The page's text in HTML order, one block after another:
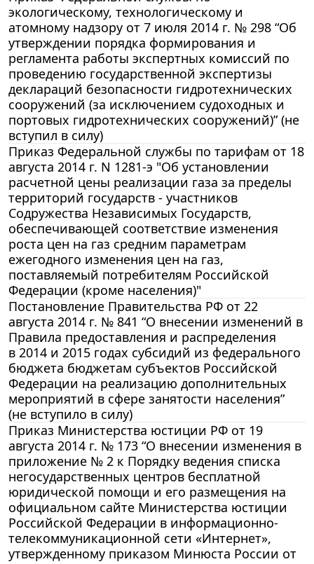
экологическому, технологическому и
атомному надзору от 7 июля 2014 г. № 298 “Об
утверждении порядка формирования и
регламента работы экспертных комиссий по
проведению государственной экспертизы
деклараций безопасности гидротехнических
сооружений (за исключением судоходных и
портовых гидротехнических сооружений)” (не
вступил в силу)
Приказ Федеральной службы по тарифам от 18
августа 2014 г. N 1281-э "Об установлении
расчетной цены реализации газа за пределы
территорий государств - участников
Содружества Независимых Государств,
обеспечивающей соответствие изменения
роста цен на газ средним параметрам
ежегодного изменения цен на газ,
поставляемый потребителям Российской
Федерации (кроме населения)"
Постановление Правительства РФ от 22
августа 2014 г. № 841 “О внесении изменений в
Правила предоставления и распределения
в 2014 и 2015 годах субсидий из федерального
бюджета бюджетам субъектов Российской
Федерации на реализацию дополнительных
мероприятий в сфере занятости населения”
(не вступило в силу)
Приказ Министерства юстиции РФ от 19
августа 2014 г. № 173 “О внесении изменения в
приложение № 2 к Порядку ведения списка
негосударственных центров бесплатной
юридической помощи и его размещения на
официальном сайте Министерства юстиции
Российской Федерации в информационно-
телекоммуникационной сети «Интернет»,
утвержденному приказом Минюста России от